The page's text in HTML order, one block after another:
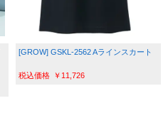
[GROW] GSKL-2562 Aラインスカート
￥11,726